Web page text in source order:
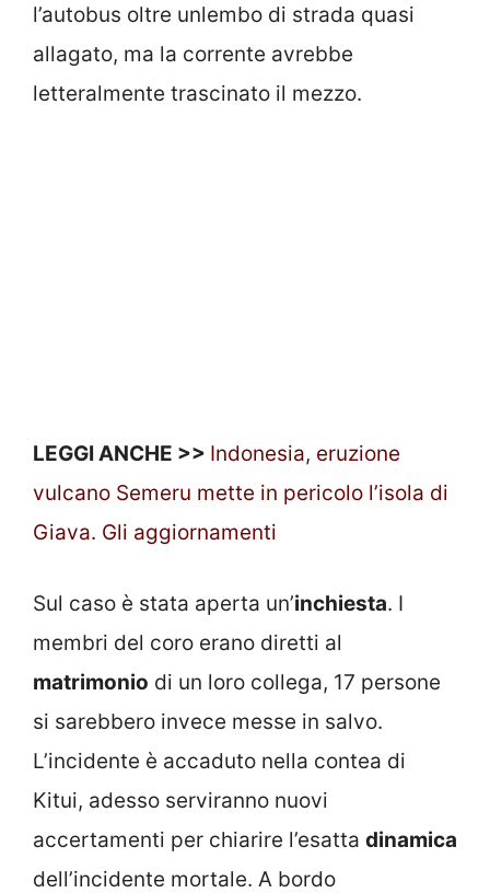
l’autobus oltre unlembo di strada quasi
allagato, ma la corrente avrebbe
letteralmente trascinato il mezzo.
LEGGI ANCHE >> Indonesia, eruzione
vulcano Semeru mette in pericolo l’isola di
Giava. Gli aggiornamenti
Sul caso è stata aperta un’inchiesta. I
membri del coro erano diretti al
matrimonio di un loro collega, 17 persone
si sarebbero invece messe in salvo.
L’incidente è accaduto nella contea di
Kitui, adesso serviranno nuovi
accertamenti per chiarire l’esatta dinamica
dell’incidente mortale. A bordo